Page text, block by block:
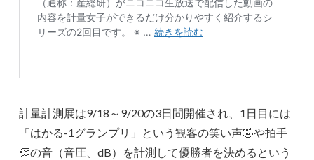
計量計測展は9/18～9/20の3日間開催され、1日目には
「はかる-1グランプリ」という観客の笑い声🤣や拍手
👏の音（音圧、dB）を計測して優勝者を決めるという